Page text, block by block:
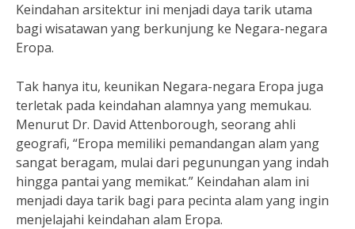
Keindahan arsitektur ini menjadi daya tarik utama
bagi wisatawan yang berkunjung ke Negara-negara
Eropa.
Tak hanya itu, keunikan Negara-negara Eropa juga
terletak pada keindahan alamnya yang memukau.
Menurut Dr. David Attenborough, seorang ahli
geografi, “Eropa memiliki pemandangan alam yang
sangat beragam, mulai dari pegunungan yang indah
hingga pantai yang memikat.” Keindahan alam ini
menjadi daya tarik bagi para pecinta alam yang ingin
menjelajahi keindahan alam Eropa.